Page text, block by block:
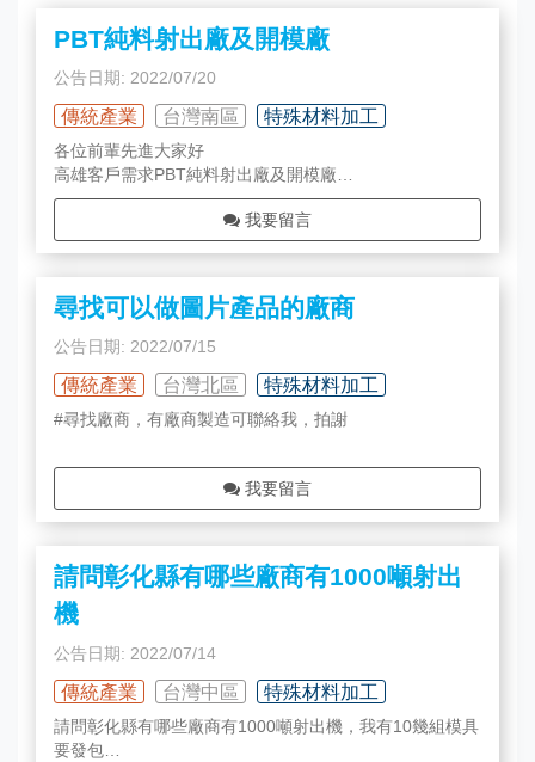
PBT純料射出廠及開模廠
公告日期: 2022/07/20
傳統產業 台灣南區 特殊材料加工
各位前輩先進大家好
高雄客戶需求PBT純料射出廠及開模廠
如有可能請留下名片或公司名稱及聯絡資訊
待與客戶評估討論後聯繫
預計塑料粒用量10~15MT/月
射出機台預估一模四穴的大小
再麻煩各位幫忙 謝謝
我要留言
尋找可以做圖片產品的廠商
公告日期: 2022/07/15
傳統產業 台灣北區 特殊材料加工
#尋找廠商，有廠商製造可聯絡我，拍謝
我要留言
請問彰化縣有哪些廠商有1000噸射出
機
公告日期: 2022/07/14
傳統產業 台灣中區 特殊材料加工
請問彰化縣有哪些廠商有1000噸射出機，我有10幾組模具
要發包